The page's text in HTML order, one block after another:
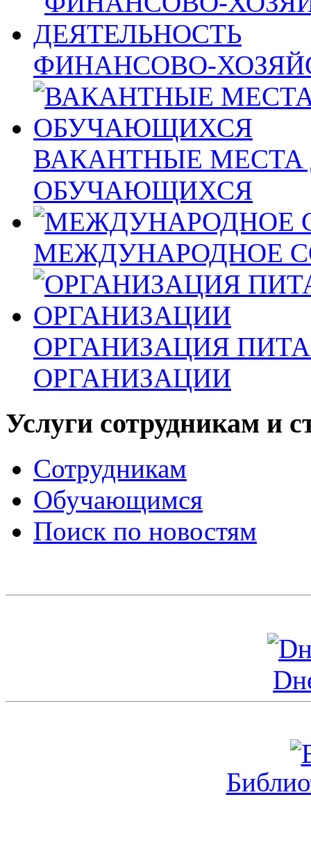
ФИНАНСОВО-
ВАКАНТНЫЕ МЕСТА
ОБУЧАЮЩИХСЯ
МЕЖДУНАРОДНОЕ
ОРГАНИЗАЦИЯ
ОРГАНИЗАЦИИ
Услуги сотрудникам и
Сотрудникам
Обучающимся
Поиск по новостям